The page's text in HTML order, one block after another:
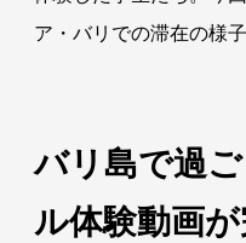
ア・バリでの滞在の様
バリ島で過
ル体験動画が